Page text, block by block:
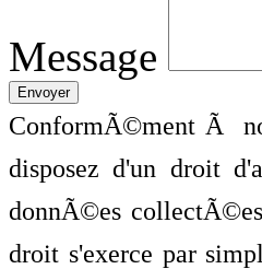
Message
ConformÃ©ment Ã
disposez d'un droit
donnÃ©es
droit s'exerce par